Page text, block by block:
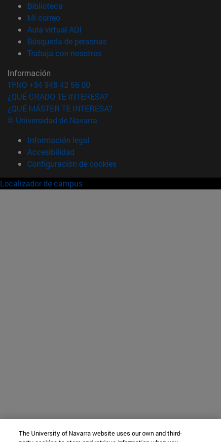
Biblioteca
Mi correo(abre en nueva ventana)
Aula virtual ADI
Búsqueda de personas(abre en nueva ventana)
Trabaja con nosotros(abre en nueva ventana)
Información
TFNO +34 948 42 56 00
¿QUÉ GRADO TE INTERESA?
¿QUÉ MÁSTER TE INTERESA?
© Universidad de Navarra
Información legal
Accesibilidad
Configuración de cookies
Localizador de campus
The University of Navarra website uses our own and third-